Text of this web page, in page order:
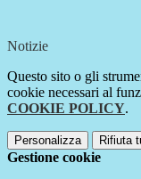
Notizie
Questo sito o gli
cookie necessari al
COOKIE POLICY.
Personalizza Rifiuta
Gestione cookie